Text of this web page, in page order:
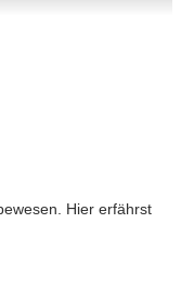
Hier erfährst